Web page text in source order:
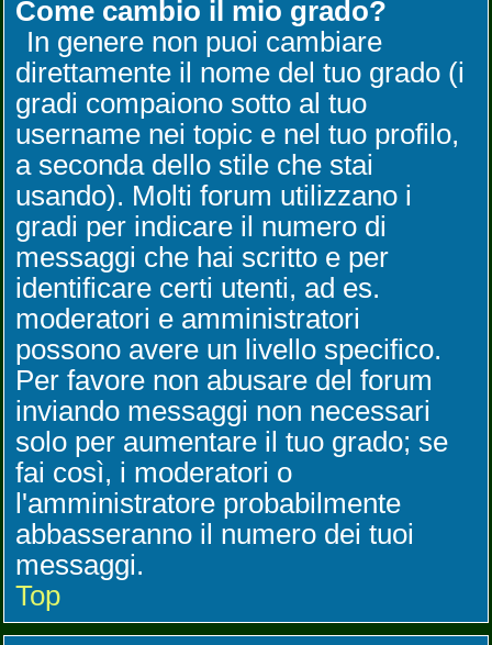
Come cambio il mio grado?
In genere non puoi cambiare
direttamente il nome del tuo grado (i
gradi compaiono sotto al tuo
username nei topic e nel tuo profilo,
a seconda dello stile che stai
usando). Molti forum utilizzano i
gradi per indicare il numero di
messaggi che hai scritto e per
identificare certi utenti, ad es.
moderatori e amministratori
possono avere un livello specifico.
Per favore non abusare del forum
inviando messaggi non necessari
solo per aumentare il tuo grado; se
fai così, i moderatori o
l'amministratore probabilmente
abbasseranno il numero dei tuoi
messaggi.
Top